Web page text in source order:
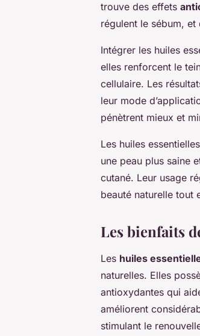
trouve des effets
régulent le sébum, et
Intégrer les huiles
elles renforcent le
cellulaire. Les
leur mode
pénètrent mieux et
Les huiles
une peau plus saine
cutané. Leur usage
beauté naturelle tout
Les bienfaits
Les huiles
naturelles. Elles
antioxydantes qui
améliorent
stimulant le